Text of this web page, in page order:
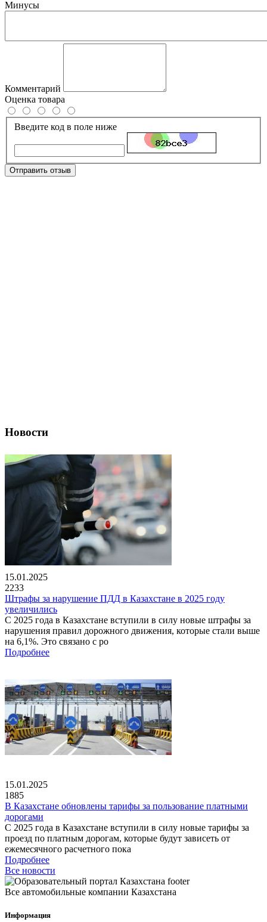
Минусы
Комментарий
Оценка товара
Введите код в поле ниже
Отправить отзыв
Новости
15.01.2025
2233
Штрафы за нарушение ПДД в Казахстане в 2025 году
увеличились
С 2025 года в Казахстане вступили в силу новые штрафы за
нарушения правил дорожного движения, которые стали выше
на 6,1%. Это связано с ро
Подробнее
15.01.2025
1885
В Казахстане обновлены тарифы за пользование платными
дорогами
С 2025 года в Казахстане вступили в силу новые тарифы за
проезд по платным дорогам, которые будут зависеть от
ежемесячного расчетного пока
Подробнее
Все новости
Все автомобильные компании Казахстана
Информация